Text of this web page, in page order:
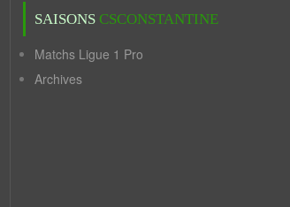
SAISONS CSCONSTANTINE
Matchs Ligue 1 Pro
Archives